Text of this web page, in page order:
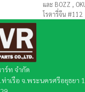
และ BOZZ ,
โรตารี่จีน #112
ร์ท จำกัด
ท่าเรือ จ.พระนครศรีอยุธยา